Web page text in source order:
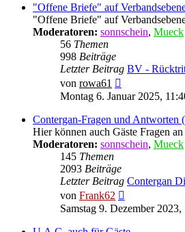
"Offene Briefe" auf
"Offene Briefe" auf
Moderatoren: sonnschein, Mueck
56 Themen
998 Beiträge
Letzter Beitrag BV -
von rowa61
Beitrag
Montag 6. Januar 2025,
Contergan-Fragen und Antworten
Hier können auch Gäste Fragen an
Moderatoren: sonnschein, Mueck
145 Themen
2093 Beiträge
Letzter Beitrag Contergan
von Frank62
Beitrag
Samstag 9. Dezember 2023,